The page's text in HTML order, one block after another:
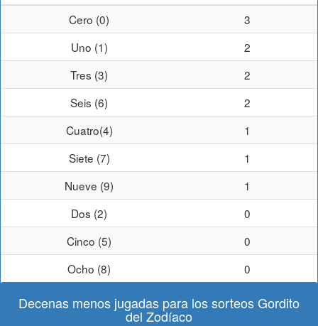
Cero (0)
3
Uno (1)
2
Tres (3)
2
Seis (6)
2
Cuatro(4)
1
Siete (7)
1
Nueve (9)
1
Dos (2)
0
Cinco (5)
0
Ocho (8)
0
Decenas menos jugadas para los sorteos Gordito
del Zodíaco